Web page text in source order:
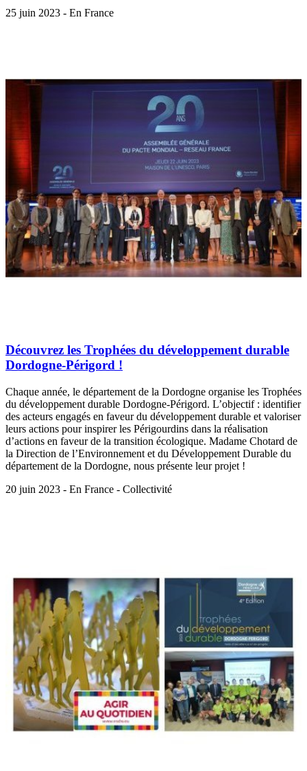
25 juin 2023 - En France
Découvrez les Trophées du développement durable
Dordogne-Périgord !
Chaque année, le département de la Dordogne organise les Trophées
du développement durable Dordogne-Périgord. L’objectif : identifier
des acteurs engagés en faveur du développement durable et valoriser
leurs actions pour inspirer les Périgourdins dans la réalisation
d’actions en faveur de la transition écologique. Madame Chotard de
la Direction de l’Environnement et du Développement Durable du
département de la Dordogne, nous présente leur projet !
20 juin 2023 - En France - Collectivité